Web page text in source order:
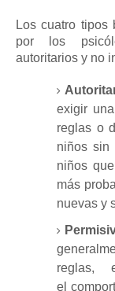
Los cuatro tipos
por los
autoritarios y no
exigir
reglas o
niños sin
niños
más
nuevas y
reglas,
el